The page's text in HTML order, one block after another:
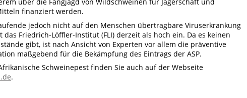
finanziert werden.
jedoch nicht auf den Menschen übertragbare Viruserkrankung
Friedrich-Löffler-Institut (FLI) derzeit als hoch ein. Da es keinen
gibt, ist nach Ansicht von Experten vor allem die präventive
maßgebend für die Bekämpfung des Eintrags der ASP.
Schweinepest finden Sie auch auf der Webseite
.